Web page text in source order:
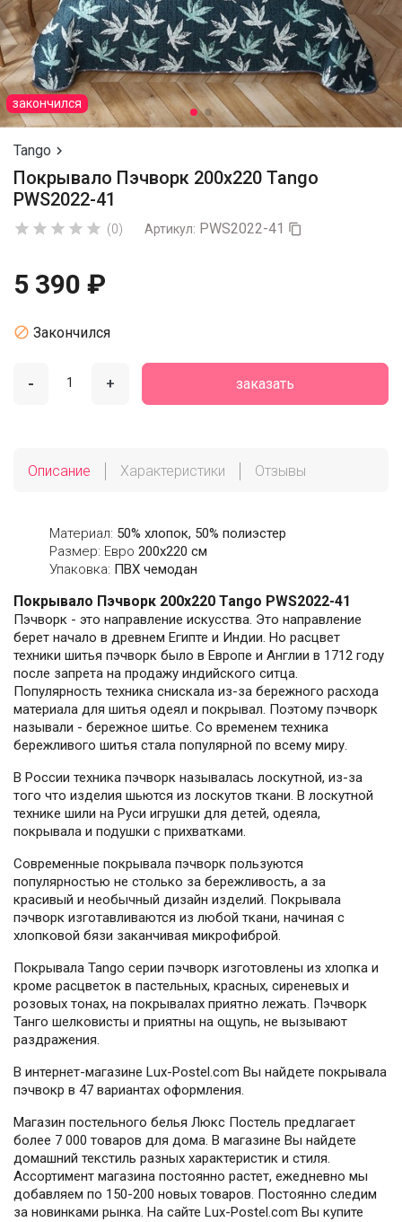
закончился
Tango 
Покрывало Пэчворк 200х220 Tango
PWS2022-41
     (0) Артикул: PWS2022-41 
5 390 ₽
 Закончился
- + заказать
Описание Характеристики Отзывы
Материал: 50% хлопок, 50% полиэстер
Размер: Евро 200х220 см
Упаковка: ПВХ чемодан
Покрывало Пэчворк 200х220 Tango PWS2022-41
Пэчворк - это направление искусства. Это направление
берет начало в древнем Египте и Индии. Но расцвет
техники шитья пэчворк было в Европе и Англии в 1712 году
после запрета на продажу индийского ситца.
Популярность техника снискала из-за бережного расхода
материала для шитья одеял и покрывал. Поэтому пэчворк
называли - бережное шитье. Со временем техника
бережливого шитья стала популярной по всему миру.
В России техника пэчворк называлась лоскутной, из-за
того что изделия шьются из лоскутов ткани. В лоскутной
технике шили на Руси игрушки для детей, одеяла,
покрывала и подушки с прихватками.
Современные покрывала пэчворк пользуются
популярностью не столько за бережливость, а за
красивый и необычный дизайн изделий. Покрывала
пэчворк изготавливаются из любой ткани, начиная с
хлопковой бязи заканчивая микрофиброй.
Покрывала Tango серии пэчворк изготовлены из хлопка и
кроме расцветок в пастельных, красных, сиреневых и
розовых тонах, на покрывалах приятно лежать. Пэчворк
Танго шелковисты и приятны на ощупь, не вызывают
раздражения.
В интернет-магазине Lux-Postel.com Вы найдете покрывала
пэчвокр в 47 вариантах оформления.
Магазин постельного белья Люкс Постель предлагает
более 7 000 товаров для дома. В магазине Вы найдете
домашний текстиль разных характеристик и стиля.
Ассортимент магазина постоянно растет, ежедневно мы
добавляем по 150-200 новых товаров. Постоянно следим
за новинками рынка. На сайте Lux-Postel.com Вы купите